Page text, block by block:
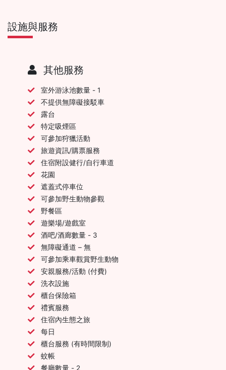
設施與服務
其他服務
室外游泳池數量 - 1
不提供無障礙接駁車
露台
特定吸煙區
可參加狩獵活動
旅遊資訊/購票服務
住宿附設健行/自行車道
花園
遮蓋式停車位
可參加野生動物參觀
野餐區
遊樂場/遊戲室
酒吧/酒廊數量 - 3
無障礙通道 – 無
可參加乘車觀賞野生動物
安親服務/活動 (付費)
洗衣設施
櫃台保險箱
禮賓服務
住宿內生態之旅
每日
櫃台服務 (有時間限制)
蚊帳
餐廳數量 - 2